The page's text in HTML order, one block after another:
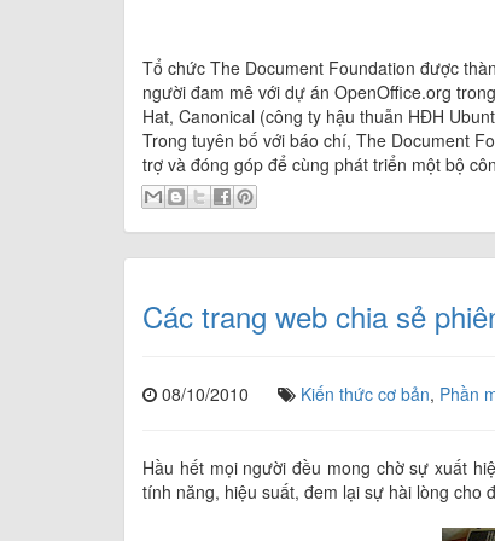
Tổ chức The Document Foundation được
người đam mê với dự án OpenOffice.org
Hat, Canonical (công ty hậu thuẫn HĐH
Trong tuyên bố với báo chí, The Document
trợ và đóng góp để cùng phát triển một bộ
Các trang web chia sẻ
08/10/2010 Kiến thức cơ bản, Phần
Hầu hết mọi người đều mong chờ sự xuất
tính năng, hiệu suất, đem lại sự hài lòng cho